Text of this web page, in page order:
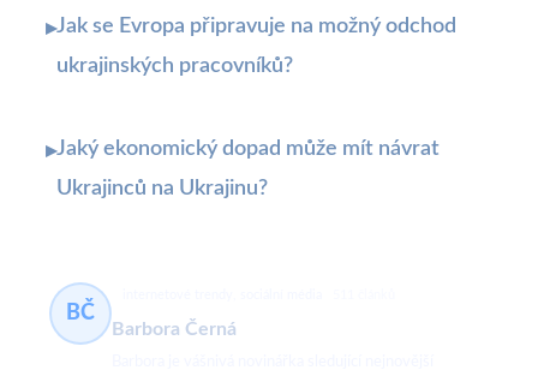
▸Jak se Evropa připravuje na možný odchod
ukrajinských pracovníků?
▸Jaký ekonomický dopad může mít návrat
Ukrajinců na Ukrajinu?
BČ
Barbora Černá